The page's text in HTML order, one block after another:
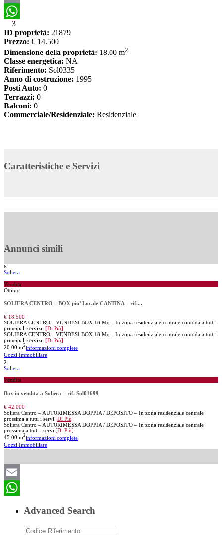
Email
WhatsApp
3
ID proprietà: 21879
Prezzo: € 14.500
Dimensione della proprietà: 18.00 m2
Classe energetica: NA
Riferimento: Sol0335
Anno di costruzione: 1995
Posti Auto: 0
Terrazzi: 0
Balconi: 0
Commerciale/Residenziale: Residenziale
Caratteristiche e Servizi
Annunci simili
6
Soliera
Vendita
Ottimo
SOLIERA CENTRO – BOX piu’ Locale CANTINA – rif....
€ 18.500
SOLIERA CENTRO – VENDESI BOX 18 Mq – In zona residenziale centrale comoda a tutti i
principali servizi, [Di Più]
SOLIERA CENTRO – VENDESI BOX 18 Mq – In zona residenziale centrale comoda a tutti i
principali servizi, [Di Più]
20.00 m2informazioni complete
Gozzi Immobiliare
2
Soliera
Vendita
Box in vendita a Soliera – rif. Sol01699
€ 42.000
Soliera Centro – AUTORIMESSA DOPPIA / DEPOSITO – In zona residenziale centrale
prossima a tutti i servi [Di Più]
Soliera Centro – AUTORIMESSA DOPPIA / DEPOSITO – In zona residenziale centrale
prossima a tutti i servi [Di Più]
45.00 m2informazioni complete
Gozzi Immobiliare
Email
Advanced Search